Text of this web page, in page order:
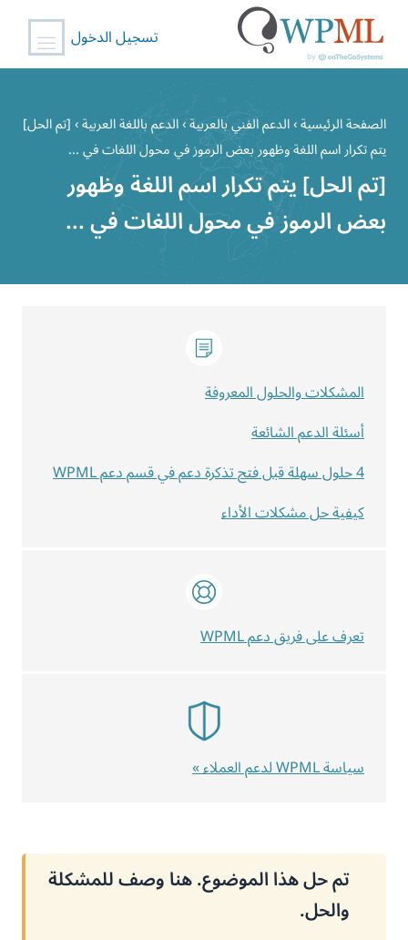
المحتوى
تسجيل الدخول
الصفحة الرئيسية›الدعم الفني بالعربية›الدعم باللغة العربية›[تم الحل]
يتم تكرار اسم اللغة وظهور بعض الرموز في محول اللغات في ...
[تم الحل] يتم تكرار اسم اللغة وظهور
بعض الرموز في محول اللغات في ...
تم حل هذا الموضوع. هنا وصف للمشكلة
والحل.
المشكلات والحلول المعروفة
أسئلة الدعم الشائعة
4 حلول سهلة قبل فتح تذكرة دعم في قسم دعم WPML
كيفية حل مشكلات الأداء
تعرف على فريق دعم WPML
سياسة WPML لدعم العملاء »